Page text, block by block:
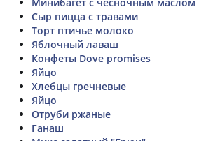
Сыр пицца с травами
Торт птичье молоко
Яблочный лаваш
Конфеты Dove promises
Яйцо
Хлебцы гречневые
Яйцо
Отруби ржаные
Ганаш